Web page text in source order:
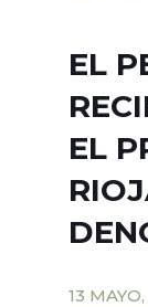
EL
EL
13